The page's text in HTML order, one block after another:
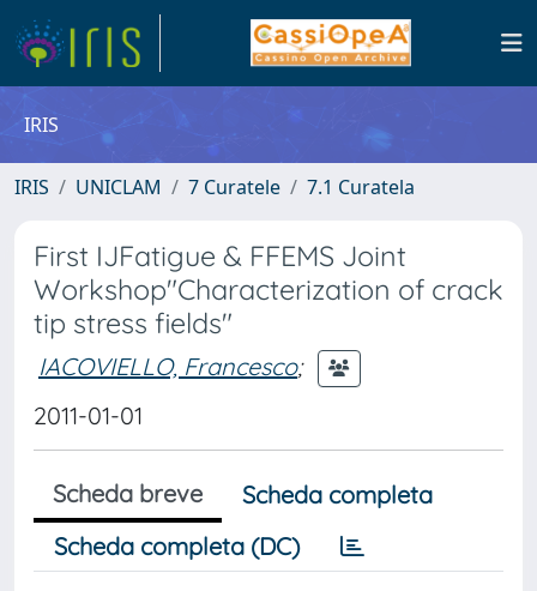
IRIS
IRIS UNICLAM 7 Curatele 7.1 Curatela
First IJFatigue & FFEMS Joint
Workshop"Characterization of crack
tip stress fields"
IACOVIELLO, Francesco;
2011-01-01
Scheda breve
Scheda completa
Scheda completa (DC)